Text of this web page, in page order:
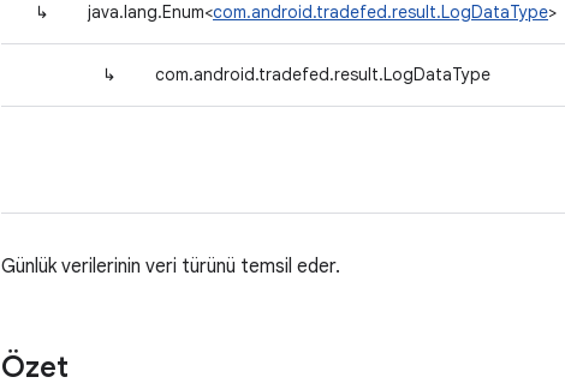
↳ java.lang.Enum<com.android.tradefed.result.LogDataType>
↳ com.android.tradefed.result.LogDataType
Günlük verilerinin veri türünü temsil eder.
Özet